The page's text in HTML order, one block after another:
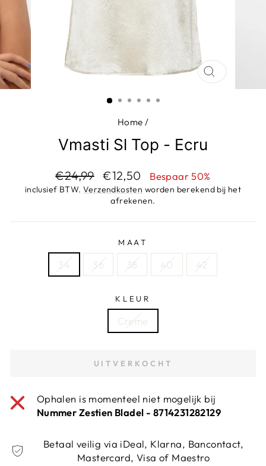
SLUIT
(ESC)
Home /
Vmasti Sl Top - Ecru
Adviesprijs
€24,99 Aanbiedingsprijs
€12,50 Bespaar 50%
inclusief BTW. Verzendkosten worden berekend bij het
afrekenen.
MAAT
34 36 38 40 42
KLEUR
Creme
UITVERKOCHT
Ophalen is momenteel niet mogelijk bij
Nummer Zestien Bladel - 8714231282129
Betaal veilig via iDeal, Klarna, Bancontact,
Mastercard, Visa of Maestro